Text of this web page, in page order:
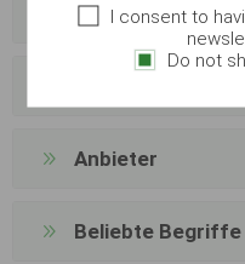
Kategorien
Anbieter
Beliebte Begriffe
I consent to
Do not